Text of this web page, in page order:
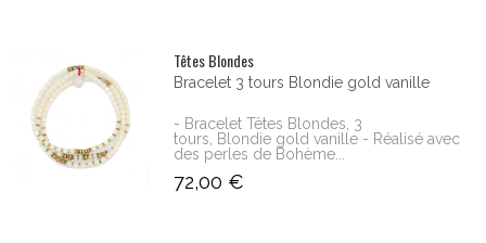
Têtes Blondes
Bracelet 3 tours Blondie gold vanille
- Bracelet Têtes Blondes, 3
tours, Blondie gold vanille - Réalisé avec
des perles de Bohème...
72,00 €